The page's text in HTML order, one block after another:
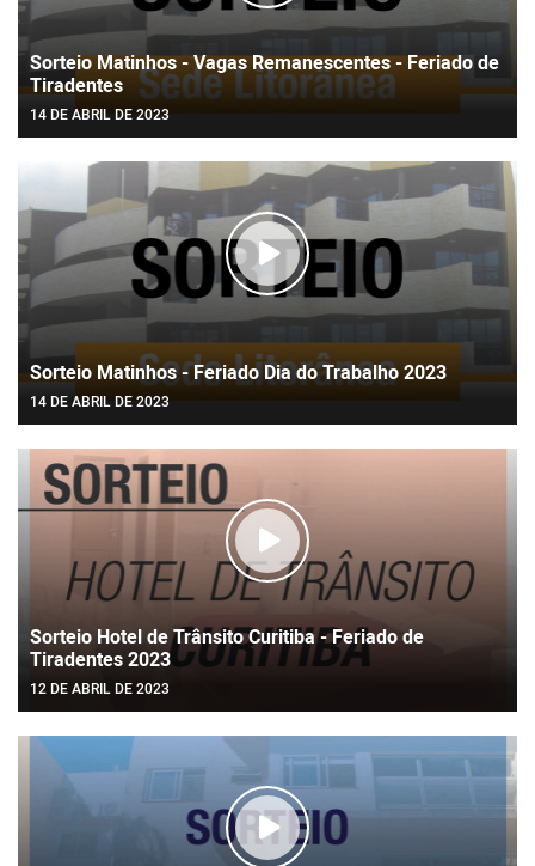
Sorteio Matinhos - Vagas Remanescentes - Feriado de
Tiradentes
14 DE ABRIL DE 2023
Sorteio Matinhos - Feriado Dia do Trabalho 2023
14 DE ABRIL DE 2023
Sorteio Hotel de Trânsito Curitiba - Feriado de
Tiradentes 2023
12 DE ABRIL DE 2023